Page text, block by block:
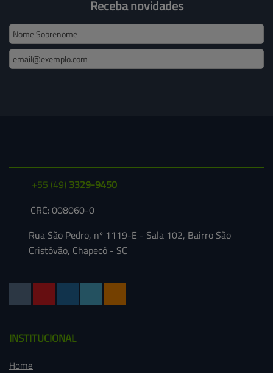
Receba novidades
+55 (49) 3329-9450
CRC: 008060-0
Rua São Pedro, nº 1119-E - Sala 102, Bairro São
Cristóvão, Chapecó - SC
INSTITUCIONAL
Home